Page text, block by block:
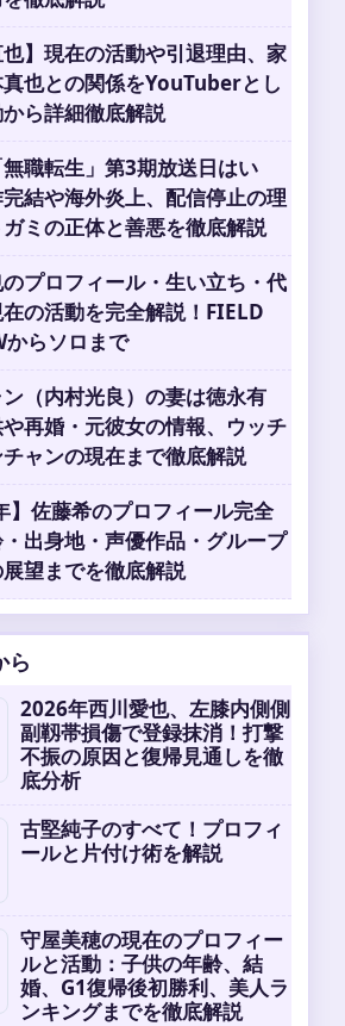
也】現在の活動や引退理由、家
也との関係をYouTuberとし
ら詳細徹底解説
職転生」第3期放送日はい
結や海外炎上、配信停止の理
ミの正体と善悪を徹底解説
プロフィール・生い立ち・代
の活動を完全解説！FIELD
からソロまで
（内村光良）の妻は徳永有
再婚・元彼女の情報、ウッチ
ャンの現在まで徹底解説
】佐藤希のプロフィール完全
出身地・声優作品・グループ
望までを徹底解説
ら
2026年西川愛也、左膝内側側
副靱帯損傷で登録抹消！打撃
不振の原因と復帰見通しを徹
底分析
古堅純子のすべて！プロフィ
ールと片付け術を解説
守屋美穂の現在のプロフィー
ルと活動：子供の年齢、結
婚、G1復帰後初勝利、美人ラ
ンキングまでを徹底解説